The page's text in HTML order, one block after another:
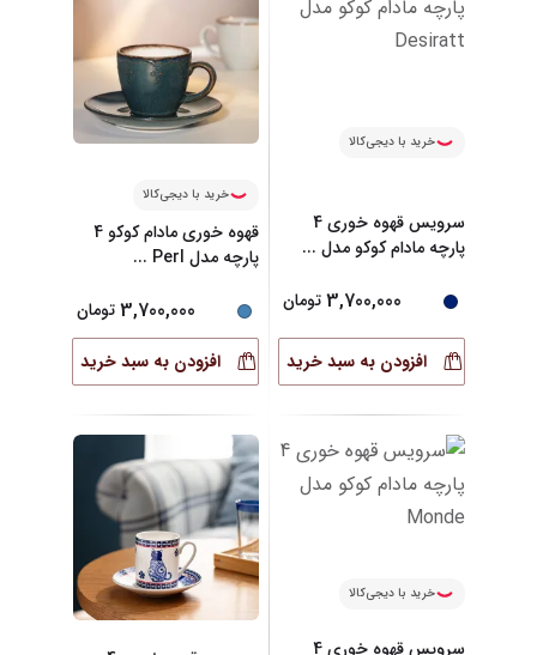
خرید با دیجی‌کالا
سرویس قهوه خوری 4
پارچه مادام کوکو مدل ...
3,700,000تومان
افزودن به سبد خرید
خرید با دیجی‌کالا
قهوه خوری مادام کوکو 4
پارچه مدل Perl
...
3,700,000تومان
افزودن به سبد خرید
خرید با دیجی‌کالا
سرویس قهوه خوری 4